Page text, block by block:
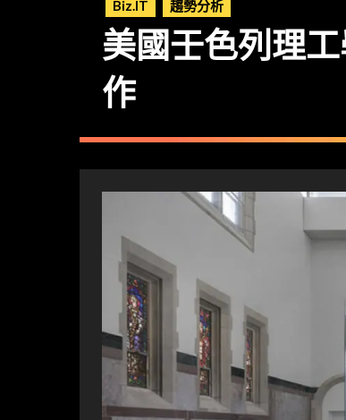
Biz.IT 趨勢分析
美國壬色列理
作